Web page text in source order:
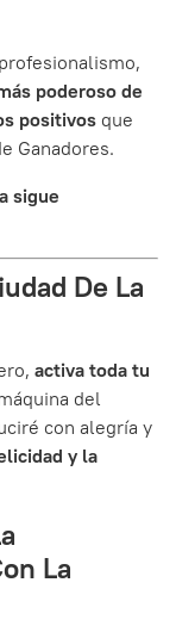
poderoso de
positivos que
Ganadores.
sigue
De La
activa toda tu
del
con alegría y
y la
La